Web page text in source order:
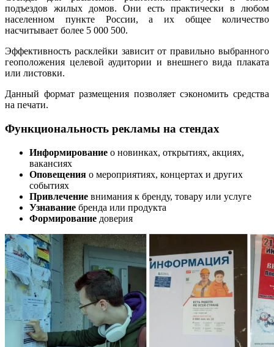
подъездов жилых домов. Они есть практически в любом
населенном пункте России, а их общее количество
насчитывает более 5 000 500.
Эффективность расклейки зависит от правильно выбранного
геоположения целевой аудитории и внешнего вида плаката
или листовки.
Данный формат размещения позволяет сэкономить средства
на печати.
Функциональность рекламы на стендах
Информирование о новинках, открытиях, акциях,
вакансиях
Оповещения о мероприятиях, концертах и других
событиях
Привлечение внимания к бренду, товару или услуге
Узнавание бренда или продукта
Формирование доверия